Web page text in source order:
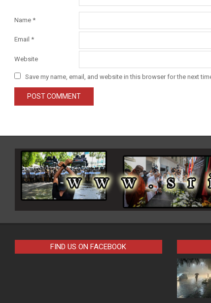
Name *
Email *
Website
Save my name, email, and website in this browser for the next
FIND US ON FACEBOOK